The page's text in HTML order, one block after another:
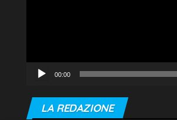
00:00
LA REDAZIONE